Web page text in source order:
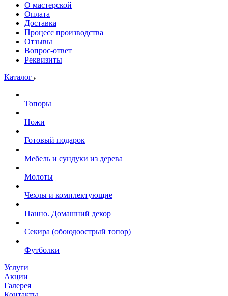
О мастерской
Оплата
Доставка
Процесс производства
Отзывы
Вопрос-ответ
Реквизиты
Каталог
Топоры
Ножи
Готовый подарок
Мебель и сундуки из дерева
Молоты
Чехлы и комплектующие
Панно. Домашний декор
Секира (обоюдоострый топор)
Футболки
Услуги
Акции
Галерея